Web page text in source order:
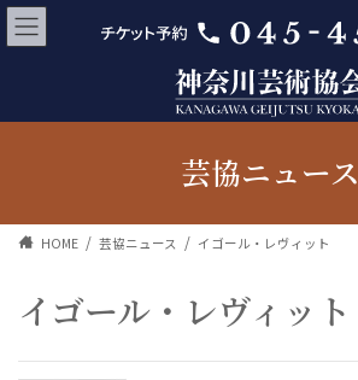
芸協ニュース
HOME 芸協ニュース イゴール・レヴィット
イゴール・レヴィット